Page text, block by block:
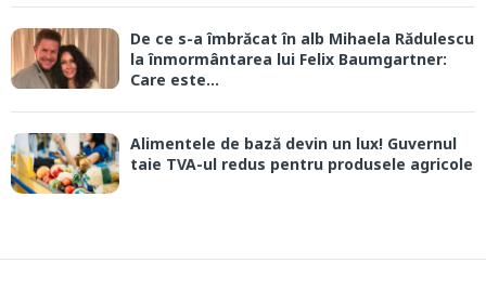
De ce s-a îmbrăcat în alb Mihaela Rădulescu
la înmormântarea lui Felix Baumgartner:
Care este...
Alimentele de bază devin un lux! Guvernul
taie TVA-ul redus pentru produsele agricole